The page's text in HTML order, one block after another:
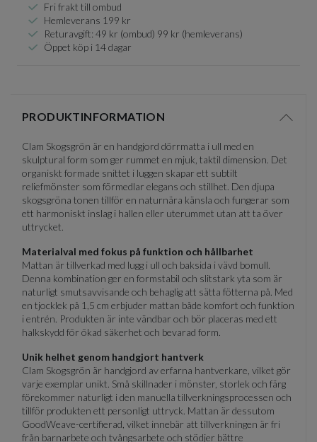
Fri frakt till ombud
Hemleverans 199 kr
Returavgift: 49 kr (ombud) 99 kr (hemleverans)
Öppet köp i 14 dagar
PRODUKTINFORMATION
Visa/
Clam Skogsgrön är en handgjord dörrmatta i ull med en
skulptural form som ger rummet en mjuk, taktil dimension. Det
organiskt formade snittet i luggen skapar ett subtilt
reliefmönster som förmedlar elegans och stillhet. Den djupa
skogsgröna tonen tillför en naturnära känsla och fungerar som
ett harmoniskt inslag i hallen eller uterummet utan att ta över
uttrycket.
Materialval med fokus på funktion och hållbarhet
Mattan är tillverkad med lugg i ull och baksida i vävd bomull.
Denna kombination ger en formstabil och slitstark yta som är
naturligt smutsavvisande och behaglig att sätta fötterna på. Med
en tjocklek på 1,5 cm erbjuder mattan både komfort och funktion
i entrén. Produkten är inte vändbar och bör placeras med ett
halkskydd för ökad säkerhet och bevarad form.
Unik helhet genom handgjort hantverk
Clam Skogsgrön är handgjord av erfarna hantverkare, vilket gör
varje exemplar unikt. Små skillnader i mönster, storlek och färg
förekommer naturligt i den manuella tillverkningsprocessen och
tillför produkten ett personligt uttryck. Mattan är dessutom
GoodWeave-certifierad, vilket innebär att tillverkningen är fri
från barnarbete och tvångsarbete och stödjer bättre